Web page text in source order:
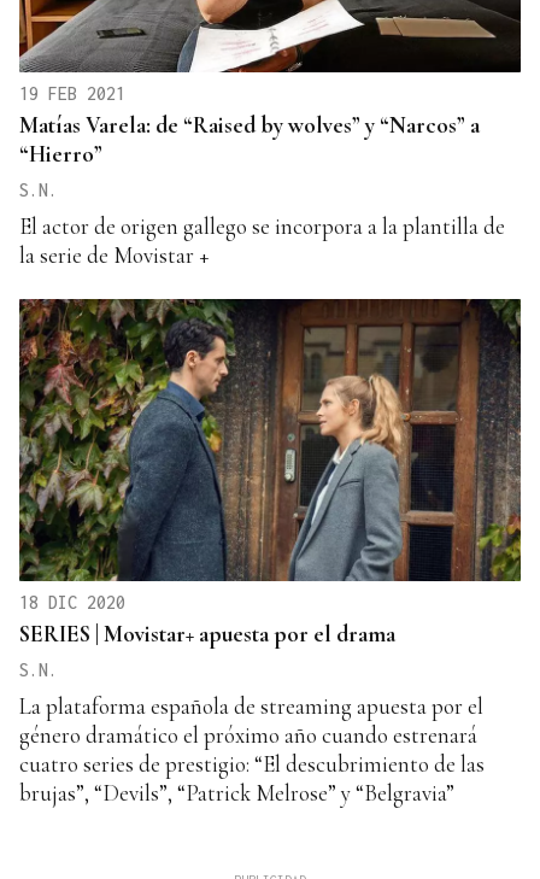
19 FEB 2021
Matías Varela: de “Raised by wolves” y “Narcos” a
“Hierro”
S.N.
El actor de origen gallego se incorpora a la plantilla de
la serie de Movistar +
18 DIC 2020
SERIES | Movistar+ apuesta por el drama
S.N.
La plataforma española de streaming apuesta por el
género dramático el próximo año cuando estrenará
cuatro series de prestigio: “El descubrimiento de las
brujas”, “Devils”, “Patrick Melrose” y “Belgravia”